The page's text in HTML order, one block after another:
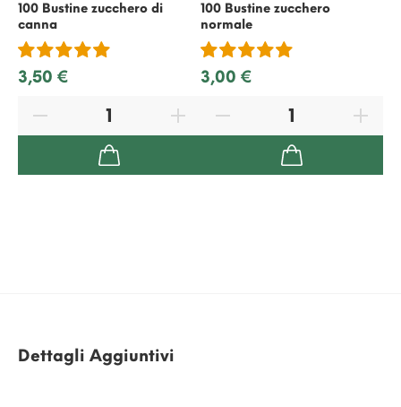
100 Bustine zucchero di
canna
3,50 €
100 Bustine zucchero
normale
3,00 €
Dettagli Aggiuntivi